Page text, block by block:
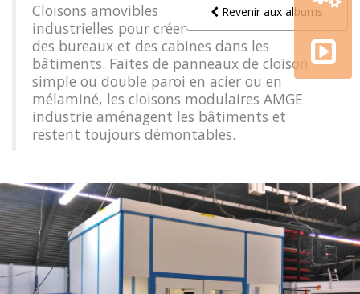
Revenir aux albums
Cloisons amovibles
industrielles pour créer
des bureaux et des cabines dans les
bâtiments. Faites de panneaux de cloison
simple ou double paroi en acier ou en
mélaminé, les cloisons modulaires AMGE
industrie aménagent les bâtiments et
restent toujours démontables.
academy